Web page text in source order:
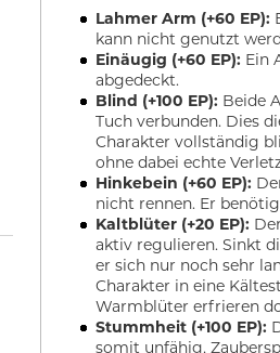
Lahmer Arm (+60 EP):
kann nicht genutzt
Einäugig (+60 EP): Ein
abgedeckt.
Blind (+100 EP): Beide
Tuch verbunden. Dies
Charakter vollständig
ohne dabei echte
Hinkebein (+60 EP):
nicht rennen. Er
Kaltblüter (+20 EP):
aktiv regulieren. Sinkt
er sich nur noch sehr
Charakter in eine
Warmblüter erfrieren
Stummheit (+100 EP):
somit unfähig,